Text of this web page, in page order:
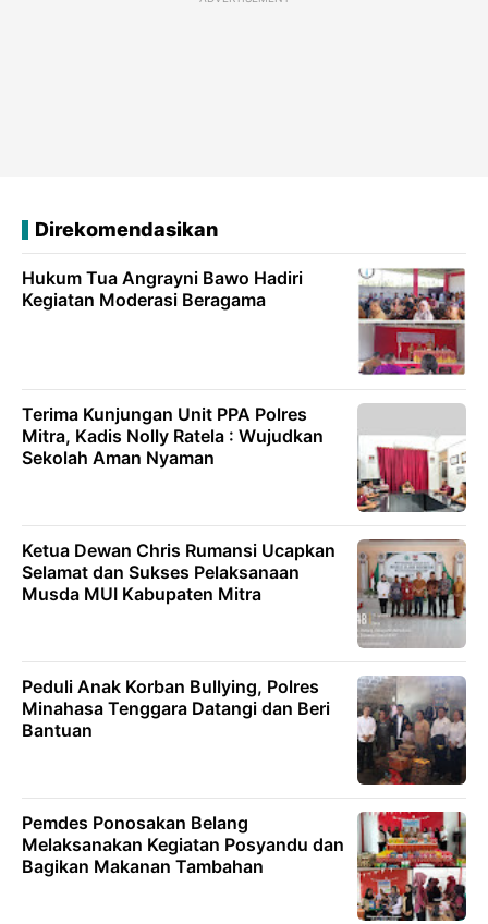
Direkomendasikan
Hukum Tua Angrayni Bawo Hadiri
Kegiatan Moderasi Beragama
Terima Kunjungan Unit PPA Polres
Mitra, Kadis Nolly Ratela : Wujudkan
Sekolah Aman Nyaman
Ketua Dewan Chris Rumansi Ucapkan
Selamat dan Sukses Pelaksanaan
Musda MUI Kabupaten Mitra
‎Peduli Anak Korban Bullying, Polres
Minahasa Tenggara Datangi dan Beri
Bantuan
Pemdes Ponosakan Belang
Melaksanakan Kegiatan Posyandu dan
Bagikan Makanan Tambahan